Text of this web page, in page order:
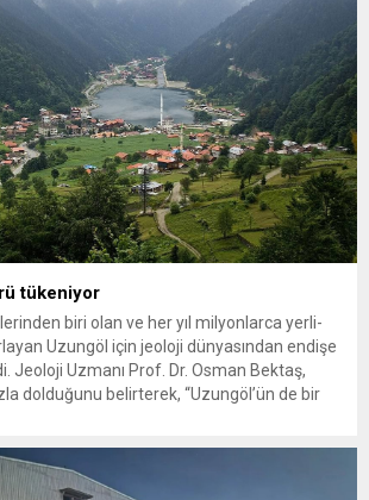
tükeniyor
biri olan ve her yıl milyonlarca yerli-
Uzungöl için jeoloji dünyasından endişe
Jeoloji Uzmanı Prof. Dr. Osman Bektaş,
dolduğunu belirterek, “Uzungöl’ün de bir